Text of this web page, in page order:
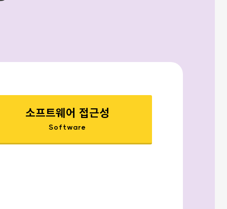
소프트웨어 접근성
Software